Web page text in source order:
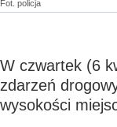
Fot. policja
W czwartek (6
zdarzeń
wysokości